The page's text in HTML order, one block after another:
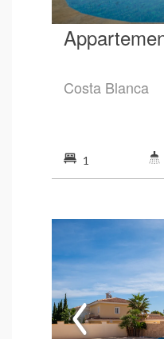
Costa Blanca
1